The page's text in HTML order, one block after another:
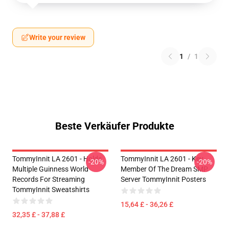
Write your review
1 / 1
Beste Verkäufer Produkte
TommyInnit LA 2601 - Holds
Multiple Guinness World
Records For Streaming
TommyInnit Sweatshirts
32,35 £ - 37,88 £
-20%
TommyInnit LA 2601 - Key
Member Of The Dream SMP
Server TommyInnit Posters
15,64 £ - 36,26 £
-20%